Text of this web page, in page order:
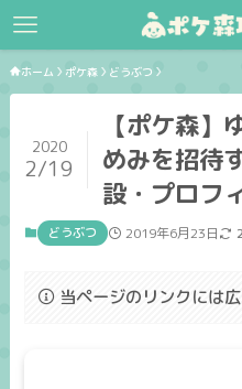
ホーム ポケ森 どうぶつ
【ポケ森】
めみを招待
設・プロフ
2020
2/19
どうぶつ 2019年6月23日
当ページのリンクには